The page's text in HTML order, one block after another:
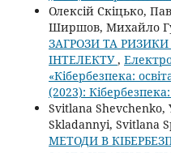
Олексій Скіцько,
Ширшов, Михайло
ЗАГРОЗИ ТА
ІНТЕЛЕКТУ,
«Кібербезпека:
(2023):
Svitlana Shevchenko,
Skladannyi, Svitlana
МЕТОДИ В